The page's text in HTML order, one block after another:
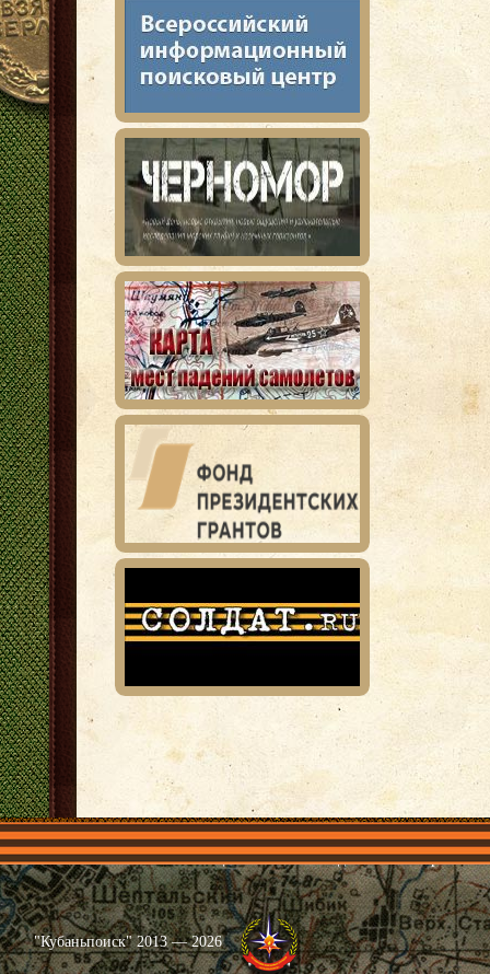
Главная Имена Общественные объединения Проекты
"Кубаньпоиск" 2013 — 2026